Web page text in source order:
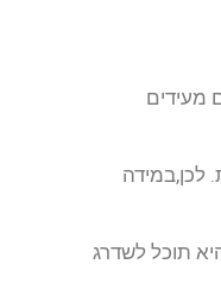
מעידים
לכן,במידה
תוכל לשדרג